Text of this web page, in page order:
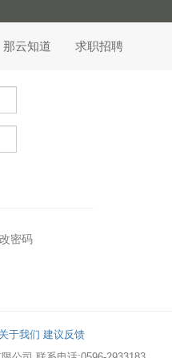
那云知道 求职招聘
密码
关于我们 建议反馈